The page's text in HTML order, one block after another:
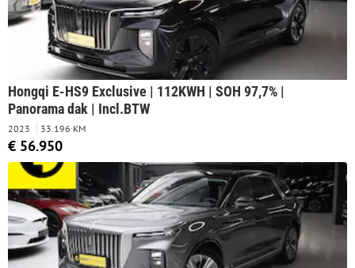
Hongqi E-HS9 Exclusive | 112KWH | SOH 97,7% |
Panorama dak | Incl.BTW
2023 33.196 KM
€ 56.950